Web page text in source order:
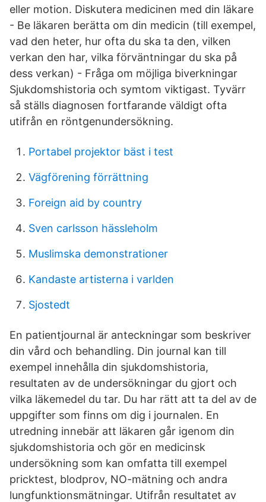
eller motion. Diskutera medicinen med din läkare
- Be läkaren berätta om din medicin (till exempel,
vad den heter, hur ofta du ska ta den, vilken
verkan den har, vilka förväntningar du ska på
dess verkan) - Fråga om möjliga biverkningar
Sjukdomshistoria och symtom viktigast. Tyvärr
så ställs diagnosen fortfarande väldigt ofta
utifrån en röntgenundersökning.
Portabel projektor bäst i test
Vägförening förrättning
Foreign aid by country
Sven carlsson hässleholm
Muslimska demonstrationer
Kandaste artisterna i varlden
Sjostedt
En patientjournal är anteckningar som beskriver
din vård och behandling. Din journal kan till
exempel innehålla din sjukdomshistoria,
resultaten av de undersökningar du gjort och
vilka läkemedel du tar. Du har rätt att ta del av de
uppgifter som finns om dig i journalen. En
utredning innebär att läkaren går igenom din
sjukdomshistoria och gör en medicinsk
undersökning som kan omfatta till exempel
pricktest, blodprov, NO-mätning och andra
lungfunktionsmätningar. Utifrån resultatet av